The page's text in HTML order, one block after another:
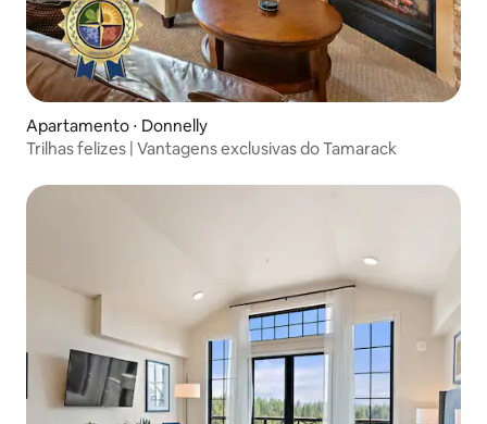
Apartamento ⋅ Donnelly
Trilhas felizes | Vantagens exclusivas do Tamarack